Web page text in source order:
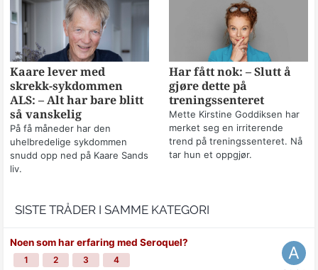
Kaare lever med
skrekk-sykdommen
ALS: – Alt har bare blitt
så vanskelig
På få måneder har den
uhelbredelige sykdommen
snudd opp ned på Kaare Sands
liv.
Har fått nok: – Slutt å
gjøre dette på
treningssenteret
Mette Kirstine Goddiksen har
merket seg en irriterende
trend på treningssenteret. Nå
tar hun et oppgjør.
SISTE TRÅDER I SAMME KATEGORI
Noen som har erfaring med Seroquel?
1 2 3 4